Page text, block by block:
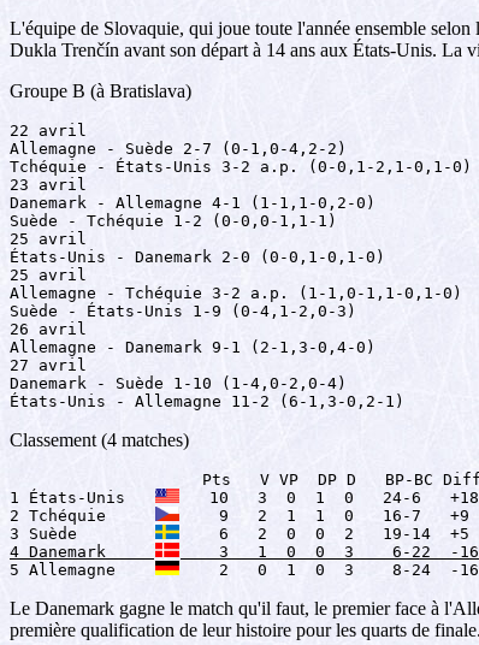
L'équipe de Slovaquie, qui joue toute l'année ensemble
Dukla Trenčín avant son départ à 14 ans aux États-Unis. La
Groupe B (à Bratislava)
22 avril
Allemagne - Suède 2-7 (0-1,0-4,2-2)
Tchéquie - États-Unis 3-2 a.p. (0-0,1-2,1-0,1-0)
23 avril
Danemark - Allemagne 4-1 (1-1,1-0,2-0)
Suède - Tchéquie 1-2 (0-0,0-1,1-1)
25 avril
États-Unis - Danemark 2-0 (0-0,1-0,1-0)
25 avril
Allemagne - Tchéquie 3-2 a.p. (1-1,0-1,1-0,1-0)
Suède - États-Unis 1-9 (0-4,1-2,0-3)
26 avril
Allemagne - Danemark 9-1 (2-1,3-0,4-0)
27 avril
Danemark - Suède 1-10 (1-4,0-2,0-4)
États-Unis - Allemagne 11-2 (6-1,3-0,2-1)
Classement (4 matches)
                    Pts   V VP  DP D   BP-BC Diff
1 États-Unis
   10   3  0  1  0   24-6   +18
2 Tchéquie
    9   2  1  1  0   16-7   +9
3 Suède
4 Danemark
    3   1  0  0  3    6-22  -16
5 Allemagne
    2   0  1  0  3    8-24  -16
Le Danemark gagne le match qu'il faut, le premier face à
première qualification de leur histoire pour les quarts de